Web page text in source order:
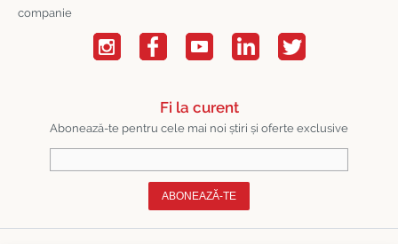
companie
Fi la curent
Abonează-te pentru cele mai noi știri și oferte exclusive
ABONEAZĂ-TE